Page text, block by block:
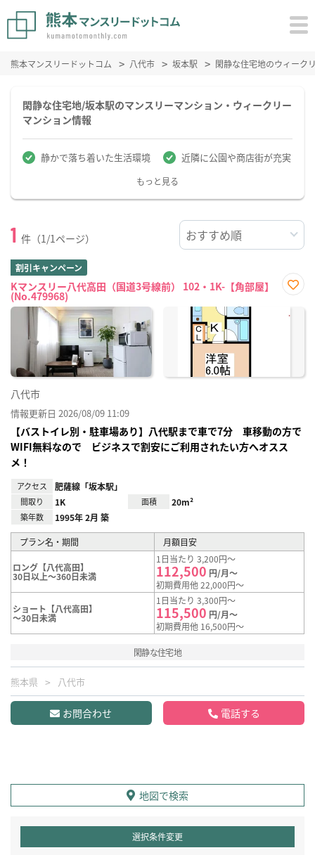
熊本マンスリードットコム 八代市 坂本駅 閑静な住宅地のウィーク
閑静な住宅地/坂本駅のマンスリーマンション・ウィークリー
マンション情報
静かで落ち着いた生活環境 近隣に公園や商店街が充実
もっと見る
1 件（1/1ページ）
割引キャンペーン
Kマンスリー八代高田（国道3号線前） 102・1K-【角部屋】
(No.479968)
に入
り登
八代市
情報更新日 2026/08/09 11:09
【バストイレ別・駐車場あり】八代駅まで車で7分 車移動の方で
WIFI無料なので ビジネスで割安にご利用されたい方へオスス
メ！
アクセス 肥薩線「坂本駅」
間取り 1K 面積 20m²
築年数 1995年 2月 築
プラン名・期間 月額目安
ロング【八代高田】
30日以上～360日未満
1日当たり 3,200円～
112,500 円/月～
初期費用他 22,000円～
ショート【八代高田】
～30日未満
1日当たり 3,300円～
115,500 円/月～
初期費用他 16,500円～
閑静な住宅地
熊本県 八代市
お問合わせ 電話する
地図で検索
選択条件変更